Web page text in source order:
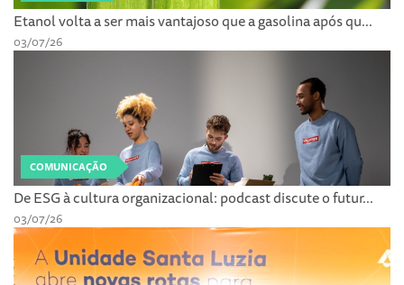
Etanol volta a ser mais vantajoso que a gasolina após qu...
03/07/26
COMUNICAÇÃO
De ESG à cultura organizacional: podcast discute o futur...
03/07/26